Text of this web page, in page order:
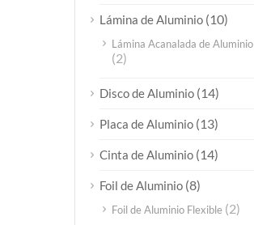
Lámina de Aluminio (10)
Lámina Acanalada de Aluminio
(2)
Disco de Aluminio (14)
Placa de Aluminio (13)
Cinta de Aluminio (14)
Foil de Aluminio (8)
Foil de Aluminio Flexible (2)